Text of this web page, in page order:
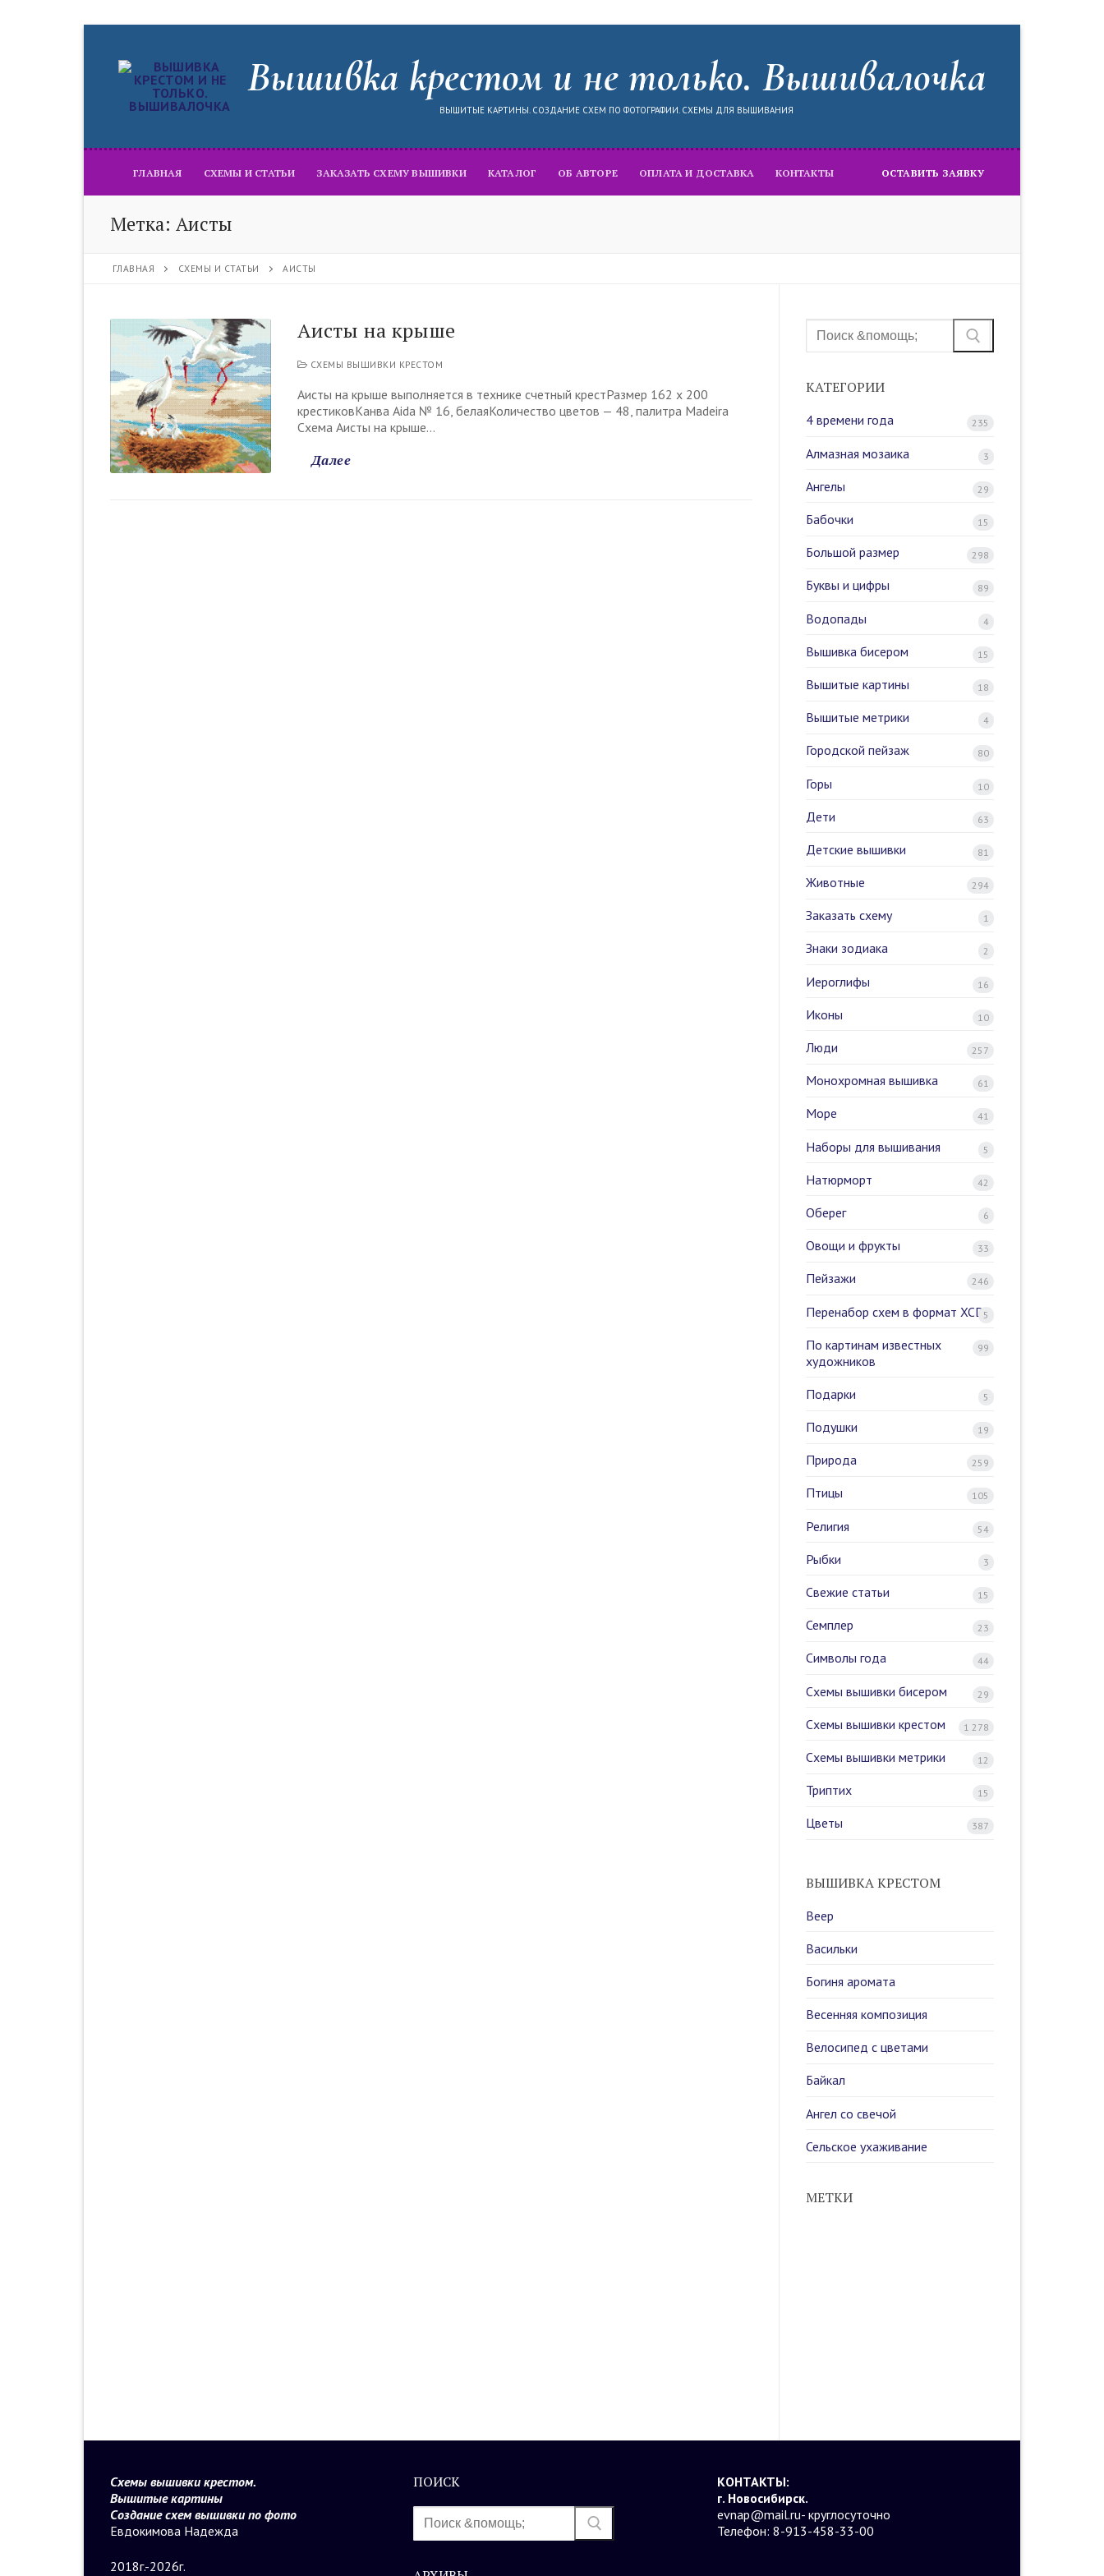
содержимому
Вышивка крестом и не только. Вышивалочка
ВЫШИТЫЕ КАРТИНЫ. СОЗДАНИЕ СХЕМ ПО ФОТОГРАФИИ. СХЕМЫ ДЛЯ ВЫШИВАНИЯ
ГЛАВНАЯ СХЕМЫ И СТАТЬИ ЗАКАЗАТЬ СХЕМУ ВЫШИВКИ КАТАЛОГ ОБ АВТОРЕ ОПЛАТА И ДОСТАВКА КОНТАКТЫ ОСТАВИТЬ ЗАЯВКУ
Метка: Аисты
ГЛАВНАЯ СХЕМЫ И СТАТЬИ АИСТЫ
Аисты на крыше
СХЕМЫ ВЫШИВКИ КРЕСТОМ
Аисты на крыше выполняется в технике счетный крестРазмер 162 х 200
крестиковКанва Aida № 16, белаяКоличество цветов — 48, палитра Madeira
Схема Аисты на крыше…
Далее
КАТЕГОРИИ
4 времени года 235
Алмазная мозаика 3
Ангелы 29
Бабочки 15
Большой размер 298
Буквы и цифры 89
Водопады 4
Вышивка бисером 15
Вышитые картины 18
Вышитые метрики 4
Городской пейзаж 80
Горы 10
Дети 63
Детские вышивки 81
Животные 294
Заказать схему 1
Знаки зодиака 2
Иероглифы 16
Иконы 10
Люди 257
Монохромная вышивка 61
Море 41
Наборы для вышивания 5
Натюрморт 42
Оберег 6
Овощи и фрукты 33
Пейзажи 246
Перенабор схем в формат XCD 5
По картинам известных
художников
99
Подарки 5
Подушки 19
Природа 259
Птицы 105
Религия 54
Рыбки 3
Свежие статьи 15
Семплер 23
Символы года 44
Схемы вышивки бисером 29
Схемы вышивки крестом 1 278
Схемы вышивки метрики 12
Триптих 15
Цветы 387
ВЫШИВКА КРЕСТОМ
Веер
Васильки
Богиня аромата
Весенняя композиция
Велосипед с цветами
Байкал
Ангел со свечой
Сельское ухаживание
МЕТКИ
Схемы вышивки крестом.
Вышитые картины
Создание схем вышивки по фото
Евдокимова Надежда
2018г.-2026г.
ПОИСК
Найти:
КОНТАКТЫ:
г. Новосибирск.
evnap@mail.ru- круглосуточно
Телефон: 8-913-458-33-00